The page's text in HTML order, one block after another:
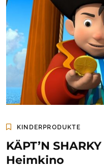
KINDERPRODUKTE
KÄPT’N
Heimkino